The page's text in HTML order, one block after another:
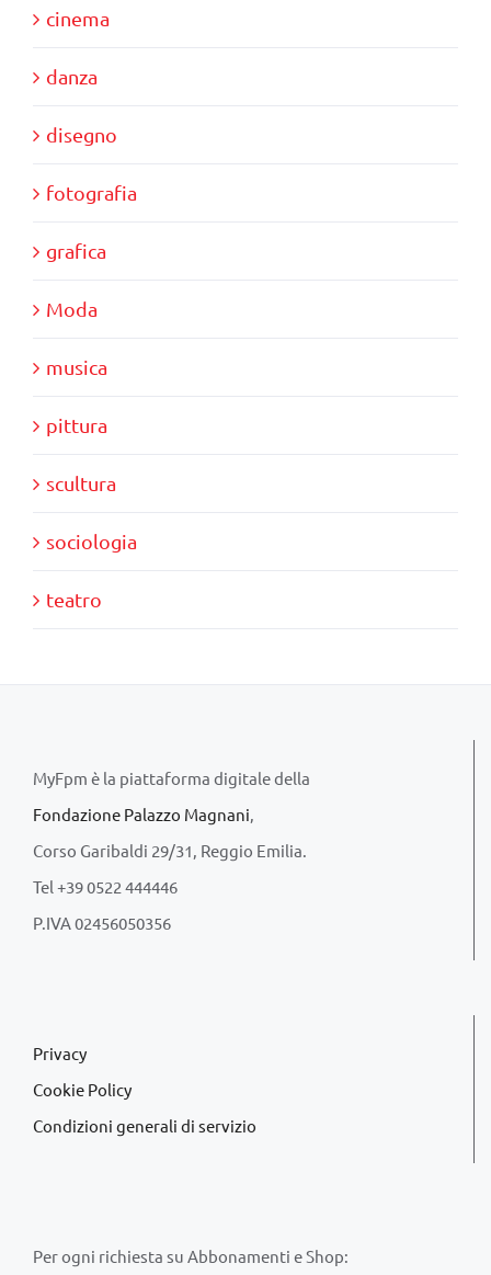
cinema
danza
disegno
fotografia
grafica
Moda
musica
pittura
scultura
sociologia
teatro
MyFpm è la piattaforma digitale della
Fondazione Palazzo Magnani,
Corso Garibaldi 29/31, Reggio Emilia.
Tel +39 0522 444446
P.IVA 02456050356
Privacy
Cookie Policy
Condizioni generali di servizio
Per ogni richiesta su Abbonamenti e Shop: